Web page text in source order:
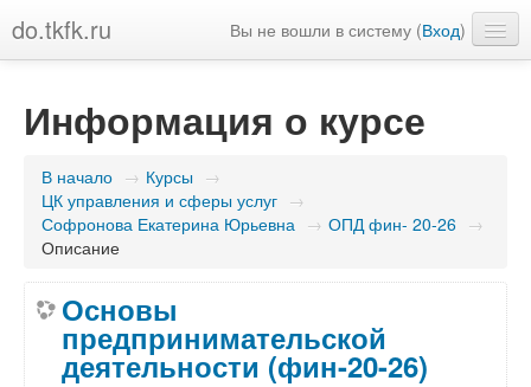
do.tkfk.ru Вы не вошли в систему (Вход)
Информация о курсе
В начало → Курсы →
ЦК управления и сферы услуг →
Софронова Екатерина Юрьевна → ОПД фин- 20-26 →
Описание
Основы
предпринимательской
деятельности (фин-20-26)